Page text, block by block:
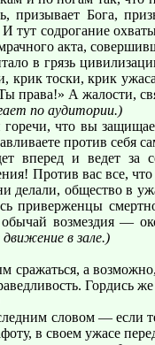
Бога,
тут содрогание
акта,
в грязь
крик тоски, крик
права!» А жалости,
по аудитории.)
что вы
против себя
и ведет за
вас все, что
общество в
приверженцы
возмездия —
в зале.)
а
Гордись
словом — если
в своем ужасе